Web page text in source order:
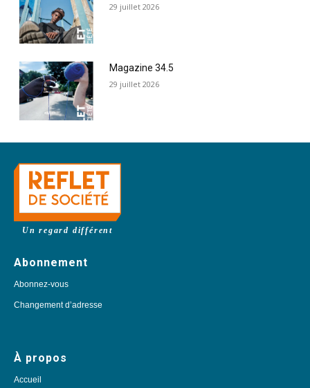
29 juillet 2026
Magazine 34.5
29 juillet 2026
Un regard différent
Abonnement
Abonnez-vous
Changement d’adresse
À propos
Accueil